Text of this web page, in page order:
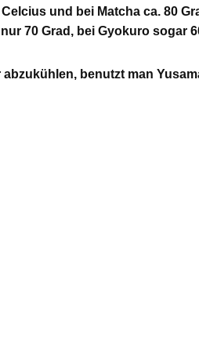
und bei Matcha ca. 80
70 Grad, bei Gyokuro sogar
abzukühlen, benutzt man